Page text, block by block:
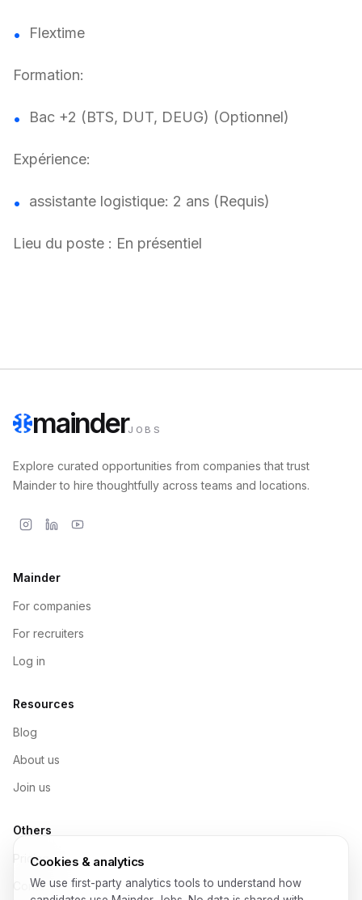
Flextime
Formation:
Bac +2 (BTS, DUT, DEUG) (Optionnel)
Expérience:
assistante logistique: 2 ans (Requis)
Lieu du poste : En présentiel
mainderJOBS
Explore curated opportunities from companies that trust
Mainder to hire thoughtfully across teams and locations.
Mainder
For companies
For recruiters
Log in
Resources
Blog
About us
Join us
Others
Pricing
Contact
Cookies & analytics
We use first-party analytics tools to understand how